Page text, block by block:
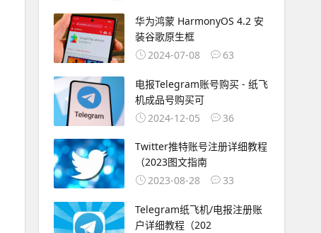
华为鸿蒙 HarmonyOS 4.2 安
装谷歌原生框
2024-07-08
63
电报Telegram账号购买 - 纸飞
机成品号购买可
2024-12-05
36
Twitter推特账号注册详细教程
（2023图文指南
2023-08-28
33
Telegram纸飞机/电报注册账
户详细教程（202